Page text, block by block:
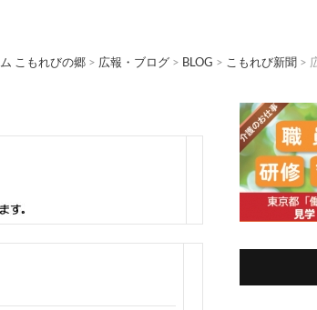
こもれびの郷 > 広報・ブログ > BLOG > こもれび新聞 >